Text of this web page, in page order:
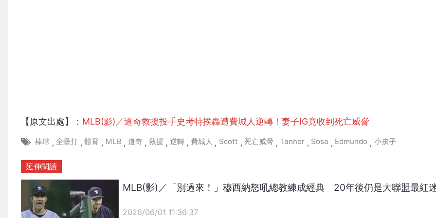
【原文出處】： MLB(影)／道奇救援投手史考特挨轟遭費城人逆轉！妻子IG竟收到死亡威脅
棒球 , 全壘打 , 體育 , MLB , 道奇 , 救援 , 逆轉 , 費城人 , Scott , 死亡威脅 , Tanner , Sosa , Edmundo , 小孩子
延伸閱讀
MLB(影)／「別過來！」穆西納怒吼總教練成經典 20年後仍是大聯盟最紅
2026/06/01 11:36:37